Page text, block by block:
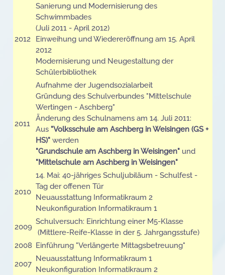
2012
Sanierung und Modernisierung des
Schwimmbades
(Juli 2011 - April 2012)
Einweihung und Wiedereröffnung am 15. April
2012
Modernisierung und Neugestaltung der
Schülerbibliothek
2011
Aufnahme der Jugendsozialarbeit
Gründung des Schulverbundes "Mittelschule
Wertingen - Aschberg"
Änderung des Schulnamens am 14. Juli 2011:
Aus "Volksschule am Aschberg in Weisingen (GS +
HS)"werden
"Grundschule am Aschberg in Weisingen"und
"Mittelschule am Aschberg in Weisingen"
2010
14. Mai: 40-jähriges Schuljubiläum - Schulfest -
Tag der offenen Tür
Neuausstattung Informatikraum 2
Neukonfiguration Informatikraum 1
2009
Schulversuch: Einrichtung einer M5-Klasse
(Mittlere-Reife-Klasse in der 5. Jahrgangsstufe)
2008 Einführung "Verlängerte Mittagsbetreuung"
2007
Neuausstattung Informatikraum 1
Neukonfiguration Informatikraum 2